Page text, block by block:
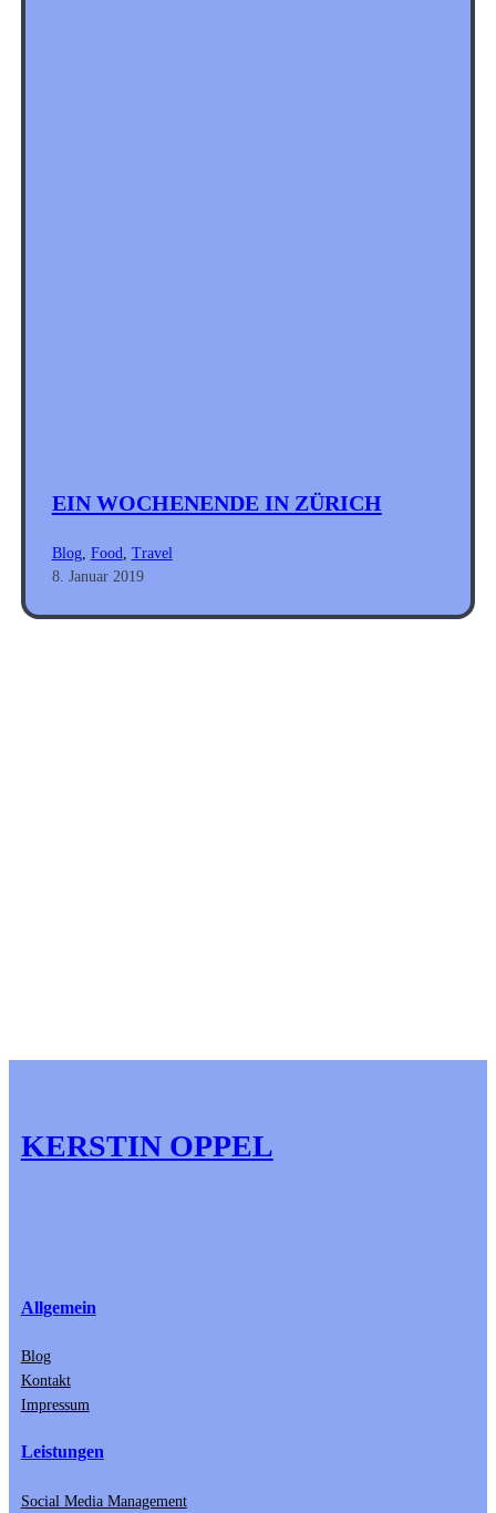
EIN WOCHENENDE IN ZÜRICH
Blog, Food
Travel
8. Januar 2019
KERSTIN OPPEL
Allgemein
Blog
Kontakt
Impressum
Leistungen
Social Media Management